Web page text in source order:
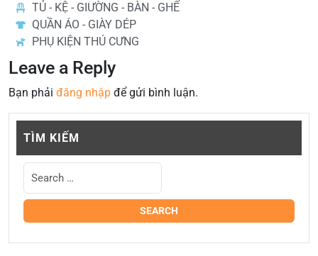
TỦ - KỆ - GIƯỜNG - BÀN - GHẾ
QUẦN ÁO - GIÀY DÉP
PHỤ KIỆN THÚ CƯNG
Leave a Reply
Bạn phải đăng nhập để gửi bình luận.
TÌM KIẾM